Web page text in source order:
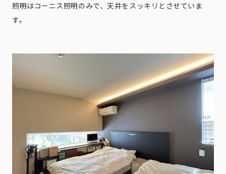
照明はコーニス照明のみで、天井をスッキリとさせていま
す。